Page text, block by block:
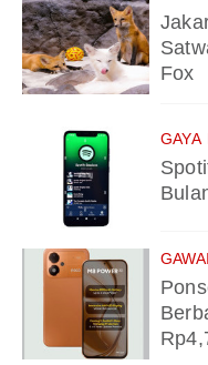
Fox
GAYA
GAWAI